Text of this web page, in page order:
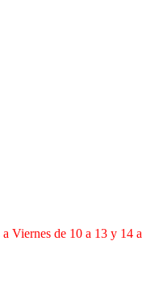
Viernes de 10 a 13 y 14 a